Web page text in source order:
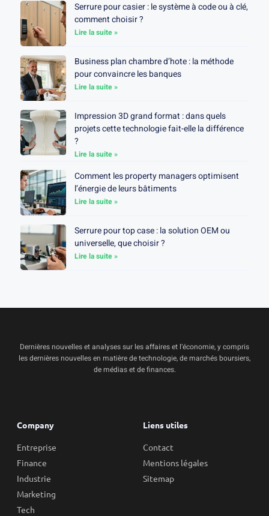
Serrure pour casier : le système à code ou à clé,
comment choisir ?
Lire la suite »
Business plan chambre d’hote : la méthode
pour convaincre les banques
Lire la suite »
Impression 3D grand format : dans quels
projets cette technologie fait-elle la différence
?
Lire la suite »
Comment les property managers optimisent
l’énergie de leurs bâtiments
Lire la suite »
Serrure pour top case : la solution OEM ou
universelle, que choisir ?
Lire la suite »
Dernières nouvelles et analyses sur les affaires et l’économie, y compris
les dernières nouvelles en matière de technologie, de marchés boursiers,
de médias et de finances.
Company
Entreprise
Finance
Industrie
Marketing
Tech
Liens utiles
Contact
Mentions légales
Sitemap